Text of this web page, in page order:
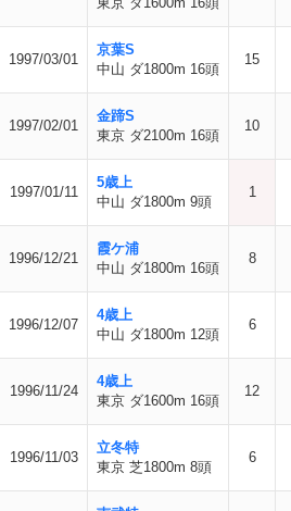
1997/03/01
京葉S
中山 ダ1800m 16頭
15
1997/02/01
金蹄S
東京 ダ2100m 16頭
10
1997/01/11
5歳上
中山 ダ1800m 9頭
1
1996/12/21
霞ケ浦
中山 ダ1800m 16頭
8
1996/12/07
4歳上
中山 ダ1800m 12頭
6
1996/11/24
4歳上
東京 ダ1600m 16頭
12
1996/11/03
立冬特
東京 芝1800m 8頭
6